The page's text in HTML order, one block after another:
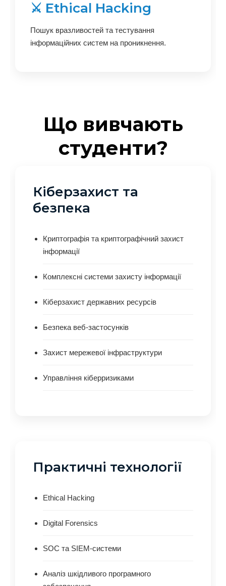
⚔ Ethical Hacking
Пошук вразливостей та тестування
інформаційних систем на проникнення.
Що вивчають
студенти?
Кіберзахист та
безпека
Криптографія та криптографічний захист
інформації
Комплексні системи захисту інформації
Кіберзахист державних ресурсів
Безпека веб-застосунків
Захист мережевої інфраструктури
Управління кіберризиками
Практичні технології
Ethical Hacking
Digital Forensics
SOC та SIEM-системи
Аналіз шкідливого програмного